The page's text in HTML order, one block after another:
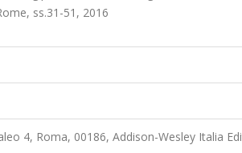
ss.31-51, 2016
4, Roma, 00186, Addison-Wesley Italia